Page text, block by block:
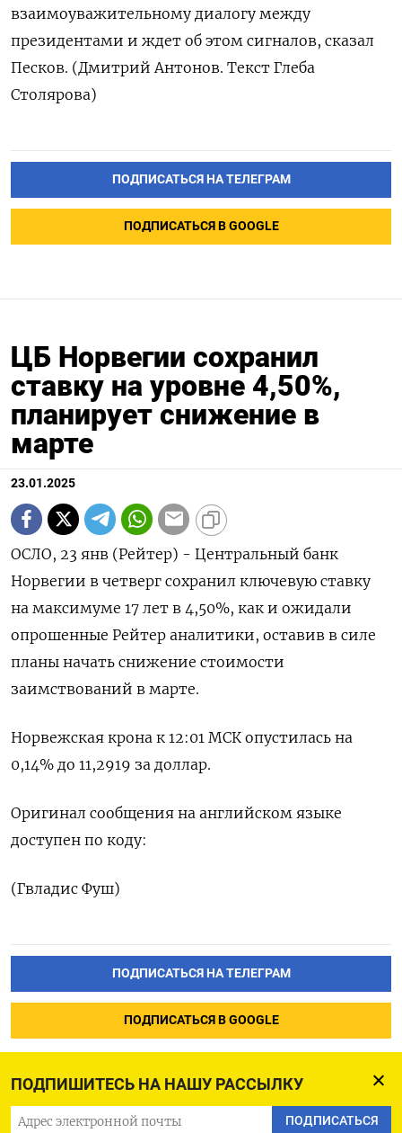
ПОДПИШИТЕСЬ НА НАШУ РАССЫЛКУ
ПОДПИСАТЬСЯ
взаимоуважительному диалогу между
президентами и ждет об этом сигналов, сказал
Песков. (Дмитрий Антонов. Текст Глеба
Столярова)
ПОДПИСАТЬСЯ НА ТЕЛЕГРАМ
ПОДПИСАТЬСЯ В GOOGLE
ЦБ Норвегии сохранил
ставку на уровне 4,50%,
планирует снижение в
марте
23.01.2025
ОСЛО, 23 янв (Рейтер) - Центральный банк
Норвегии в четверг сохранил ключевую ставку
на максимуме 17 лет в 4,50%, как и ожидали
опрошенные Рейтер аналитики, оставив в силе
планы начать снижение стоимости
заимствований в марте.
Норвежская крона к 12:01 МСК опустилась на
0,14% до 11,2919 за доллар.
Оригинал сообщения на английском языке
доступен по коду:
(Гвладис Фуш)
ПОДПИСАТЬСЯ НА ТЕЛЕГРАМ
ПОДПИСАТЬСЯ В GOOGLE